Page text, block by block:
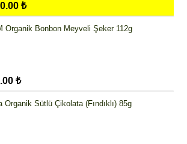
₺
Organik Bonbon Meyveli Şeker 112g
₺
Organik Sütlü Çikolata (Fındıklı) 85g